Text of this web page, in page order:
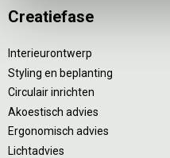
Creatiefase
Interieurontwerp
Styling en beplanting
Circulair inrichten
Akoestisch advies
Ergonomisch advies
Lichtadvies